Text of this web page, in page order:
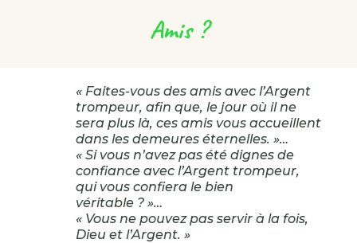
Amis ?
« Faites-vous des amis avec l’Argent
trompeur, afin que, le jour où il ne
sera plus là, ces amis vous accueillent
dans les demeures éternelles. »…
« Si vous n’avez pas été dignes de
confiance avec l’Argent trompeur,
qui vous confiera le bien
véritable ? »…
« Vous ne pouvez pas servir à la fois,
Dieu et l’Argent. »